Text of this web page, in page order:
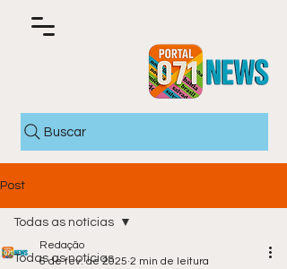
Buscar
Post
Todas as notícias
Todas as notícias
Redação
6 de fev. de 2025 2 min de leitura